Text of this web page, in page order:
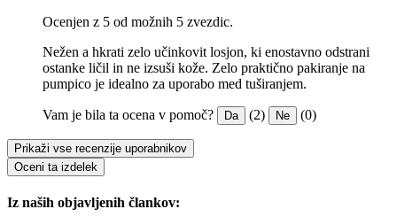
Ocenjen z 5 od možnih 5 zvezdic.
Nežen a hkrati zelo učinkovit losjon, ki enostavno odstrani
ostanke ličil in ne izsuši kože. Zelo praktično pakiranje na
pumpico je idealno za uporabo med tuširanjem.
Vam je bila ta ocena v pomoč? Da (2) Ne (0)
Prikaži vse recenzije uporabnikov
Oceni ta izdelek
Iz naših objavljenih člankov: